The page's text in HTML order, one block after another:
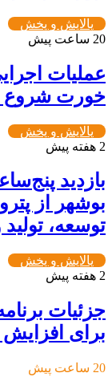
پالایش و پخش
20 ساعت پیش
عملیات
خورت
پالایش و پخش
2 هفته پیش
بازدید
بوشهر از
توسعه،
پالایش و پخش
2 هفته پیش
جزئیات
برای
20 ساعت پیش